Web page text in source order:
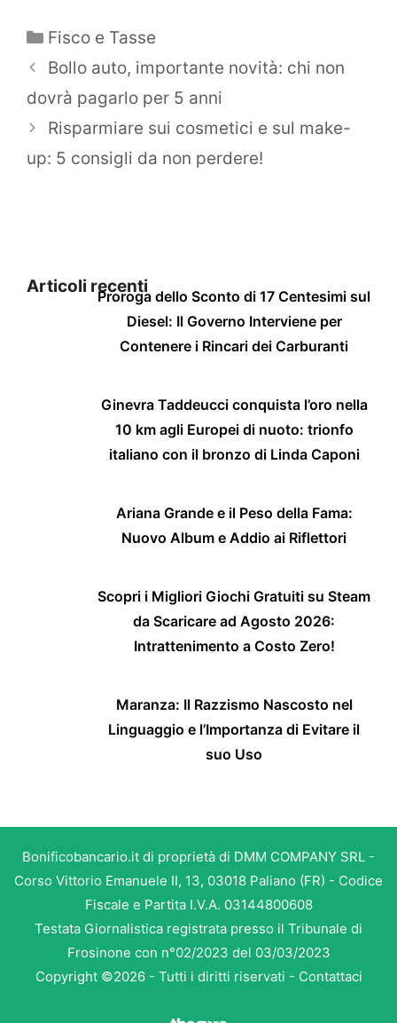
Categorie
Fisco e Tasse
Bollo auto, importante novità: chi non
dovrà pagarlo per 5 anni
Risparmiare sui cosmetici e sul make-
up: 5 consigli da non perdere!
Articoli recentiProroga dello Sconto di 17 Centesimi sul
Diesel: Il Governo Interviene per
Contenere i Rincari dei Carburanti
Ginevra Taddeucci conquista l’oro nella
10 km agli Europei di nuoto: trionfo
italiano con il bronzo di Linda Caponi
Ariana Grande e il Peso della Fama:
Nuovo Album e Addio ai Riflettori
Scopri i Migliori Giochi Gratuiti su Steam
da Scaricare ad Agosto 2026:
Intrattenimento a Costo Zero!
Maranza: Il Razzismo Nascosto nel
Linguaggio e l’Importanza di Evitare il
suo Uso
Bonificobancario.it di proprietà di DMM COMPANY SRL -
Corso Vittorio Emanuele II, 13, 03018 Paliano (FR) - Codice
Fiscale e Partita I.V.A. 03144800608
Testata Giornalistica registrata presso il Tribunale di
Frosinone con n°02/2023 del 03/03/2023
Copyright ©2026 - Tutti i diritti riservati - Contattaci